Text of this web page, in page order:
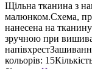
Щільна тканина з
малюнком.Схема,
нанесена на
зручною при
кольорів: